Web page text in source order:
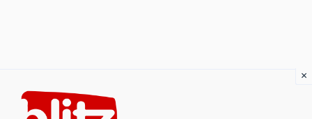
content
×